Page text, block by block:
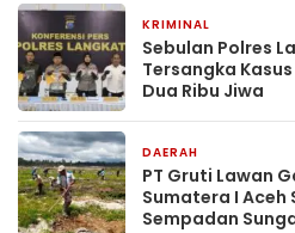
KRIMINAL
Sebulan Polres
Tersangka
Dua Ribu Jiwa
DAERAH
PT Gruti Lawan
Sumatera I Aceh
Sempadan